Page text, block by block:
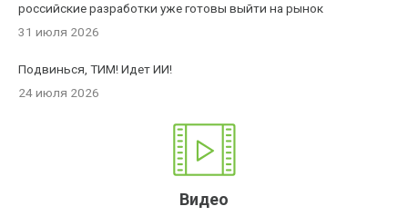
российские разработки уже готовы выйти на рынок
31 июля 2026
Подвинься, ТИМ! Идет ИИ!
24 июля 2026
Видео